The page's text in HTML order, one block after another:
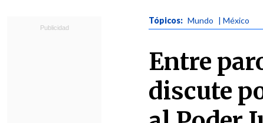
Tópicos: Mundo | México
Entre
discute